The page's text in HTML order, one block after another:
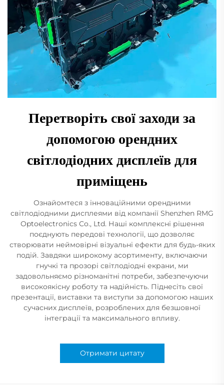
Перетворіть свої заходи за
допомогою орендних
світлодіодних дисплеїв для
приміщень
Ознайомтеся з інноваційними орендними
світлодіодними дисплеями від компанії Shenzhen RMG
Optoelectronics Co., Ltd. Наші комплексні рішення
поєднують передові технології, що дозволяє
створювати неймовірні візуальні ефекти для будь-яких
подій. Завдяки широкому асортименту, включаючи
гнучкі та прозорі світлодіодні екрани, ми
задовольняємо різноманітні потреби, забезпечуючи
високоякісну роботу та надійність. Піднесіть свої
презентації, виставки та виступи за допомогою наших
сучасних дисплеїв, розроблених для безшовної
інтеграції та максимального впливу.
Отримати цитату